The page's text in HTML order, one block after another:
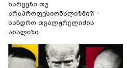
ხარვეზი თუ
არაპროფესიონალიზმი?! -
სანდრო თვალჭრელიძის
ანალიზი